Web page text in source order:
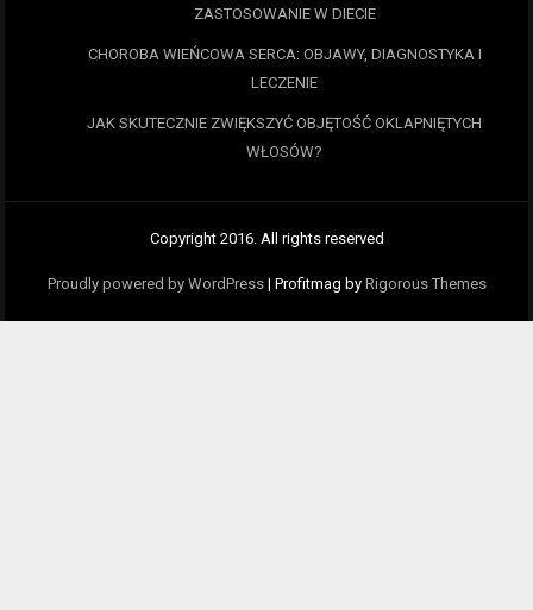
ZASTOSOWANIE W DIECIE
CHOROBA WIEŃCOWA SERCA: OBJAWY, DIAGNOSTYKA I
LECZENIE
JAK SKUTECZNIE ZWIĘKSZYĆ OBJĘTOŚĆ OKLAPNIĘTYCH
WŁOSÓW?
Copyright 2016. All rights reserved
Proudly powered by WordPress | Profitmag by Rigorous Themes